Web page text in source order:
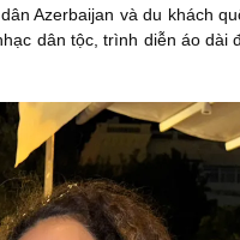
Azerbaijan và du khách
dân tộc, trình diễn áo dài